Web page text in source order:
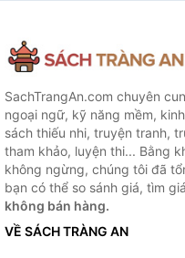
SachTrangAn.com chuyên
ngoại ngữ, kỹ năng mềm,
sách thiếu nhi, truyện tranh,
tham khảo, luyện thi... Bằng
không ngừng, chúng tôi đã
bạn có thể so sánh giá, tìm
không bán hàng.
VỀ SÁCH TRÀNG AN